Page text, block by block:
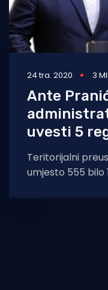
24 tra. 2020 3
Ante
uvesti 5
Teritorijalni
umjesto 555 bilo
nedavno